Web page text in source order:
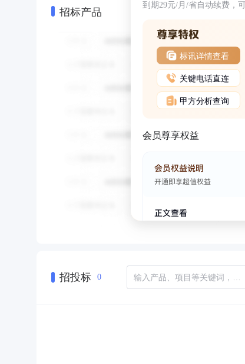
招标产品 到期29元/月/省自动续费，
标讯详情查看
关键电话直连
甲方分析查询
会员尊享权益
招投标 0